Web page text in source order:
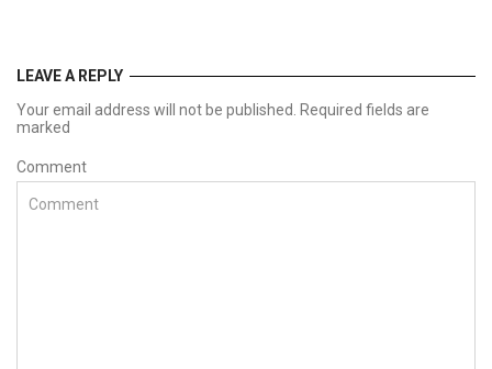
LEAVE A REPLY
Your email address will not be published. Required fields are
marked
Comment